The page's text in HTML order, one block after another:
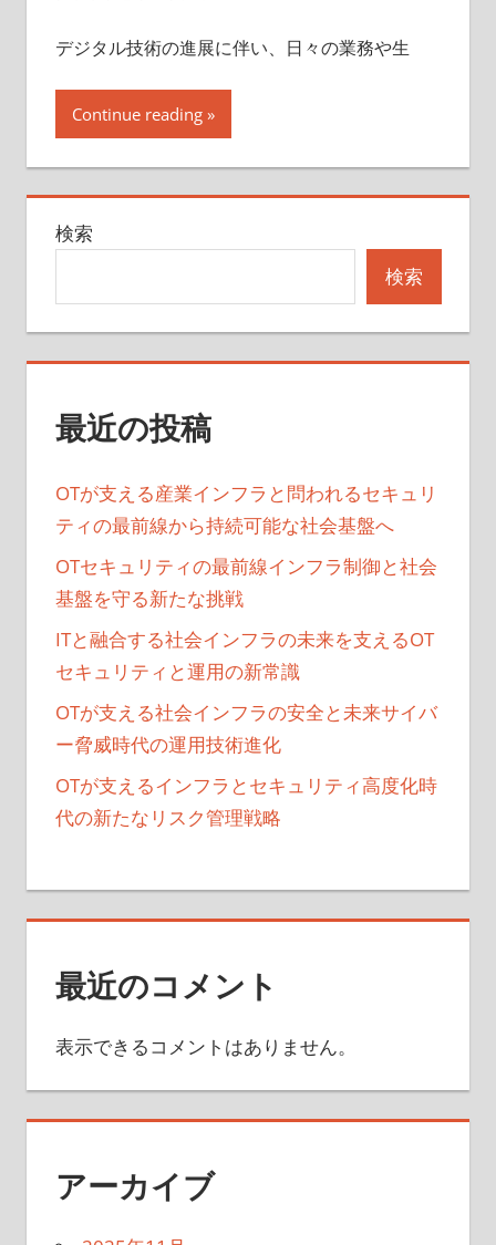
デジタル技術の進展に伴い、日々の業務や生
Continue reading
検索
検索
最近の投稿
OTが支える産業インフラと問われるセキュリ
ティの最前線から持続可能な社会基盤へ
OTセキュリティの最前線インフラ制御と社会
基盤を守る新たな挑戦
ITと融合する社会インフラの未来を支えるOT
セキュリティと運用の新常識
OTが支える社会インフラの安全と未来サイバ
ー脅威時代の運用技術進化
OTが支えるインフラとセキュリティ高度化時
代の新たなリスク管理戦略
最近のコメント
表示できるコメントはありません。
アーカイブ